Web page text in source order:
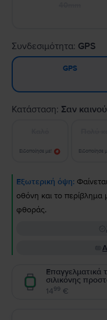
Συνδεσιμότητα: GPS
GPS
Κατάσταση: Σαν
Ειδοποίησε με! Ειδοποίησε
Εξωτερική όψη:
οθόνη και το περίβλημα
φθοράς.
Επαγγελματικά
σιλικόνης
1499 €